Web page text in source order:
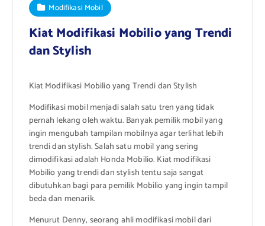
Modifikasi Mobil
Kiat Modifikasi Mobilio yang Trendi
dan Stylish
Kiat Modifikasi Mobilio yang Trendi dan Stylish
Modifikasi mobil menjadi salah satu tren yang tidak
pernah lekang oleh waktu. Banyak pemilik mobil yang
ingin mengubah tampilan mobilnya agar terlihat lebih
trendi dan stylish. Salah satu mobil yang sering
dimodifikasi adalah Honda Mobilio. Kiat modifikasi
Mobilio yang trendi dan stylish tentu saja sangat
dibutuhkan bagi para pemilik Mobilio yang ingin tampil
beda dan menarik.
Menurut Denny, seorang ahli modifikasi mobil dari